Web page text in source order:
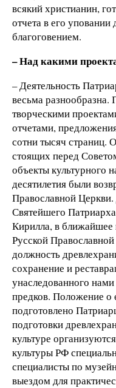
всякий христианин,
отчета в его уповании
благоговением.
– Над какими
– Деятельность
весьма разнообразна.
творческими
отчетами,
сотни тысяч страниц.
стоящих перед
объекты культурного
десятилетия были
Православной
Святейшего
Кирилла, в ближайшее
Русской
должность
сохранение и
унаследованного
предков. Положение о
подготовлено
подготовки
культуре
культуры РФ
специалисты по
выездом для